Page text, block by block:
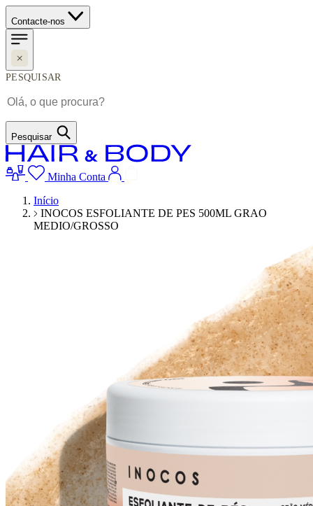
Contacte-nos
PESQUISAR
Pesquisar
Minha Conta
Início
INOCOS ESFOLIANTE DE PES 500ML GRAO
MEDIO/GROSSO